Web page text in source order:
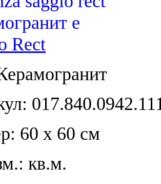
Rect
60 x 60 см
кв.м.